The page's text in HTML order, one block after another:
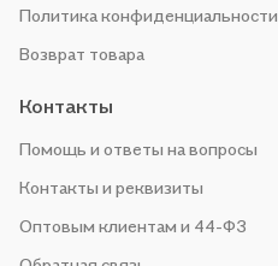
Политика конфиденциальности
Возврат товара
Контакты
Помощь и ответы на вопросы
Контакты и реквизиты
Оптовым клиентам и 44-ФЗ